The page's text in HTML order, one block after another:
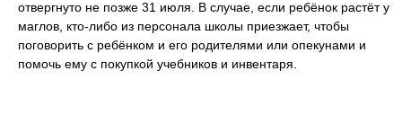
отвергнуто не позже 31 июля. В случае, если ребёнок растёт у
маглов, кто-либо из персонала школы приезжает, чтобы
поговорить с ребёнком и его родителями или опекунами и
помочь ему с покупкой учебников и инвентаря.